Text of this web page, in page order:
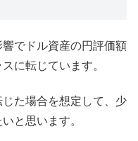
でドル資産の円評価額
に転じています。
た場合を想定して、少
と思います。